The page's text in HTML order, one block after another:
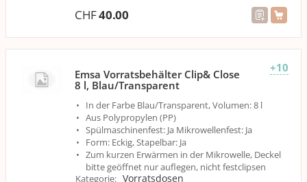
CHF40.00
+10
Emsa Vorratsbehälter Clip& Close
8 l, Blau/Transparent
In der Farbe Blau/Transparent, Volumen: 8 l
Aus Polypropylen (PP)
Spülmaschinenfest: Ja Mikrowellenfest: Ja
Form: Eckig, Stapelbar: Ja
Zum kurzen Erwärmen in der Mikrowelle, Deckel
bitte geöffnet nur auflegen, nicht festclipsen
Kategorie: Vorratsdosen